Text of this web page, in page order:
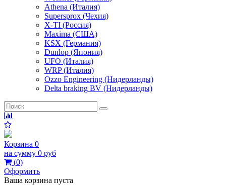
Athena (Италия)
Supersprox (Чехия)
X-TI (Россия)
Maxima (США)
KSX (Германия)
Dunlop (Япония)
UFO (Италия)
WRP (Италия)
Ozzo Engineering (Нидерланды)
Delta braking BV (Нидерланды)
Корзина 0
на сумму 0 руб
(0)
Оформить
Ваша корзина пуста